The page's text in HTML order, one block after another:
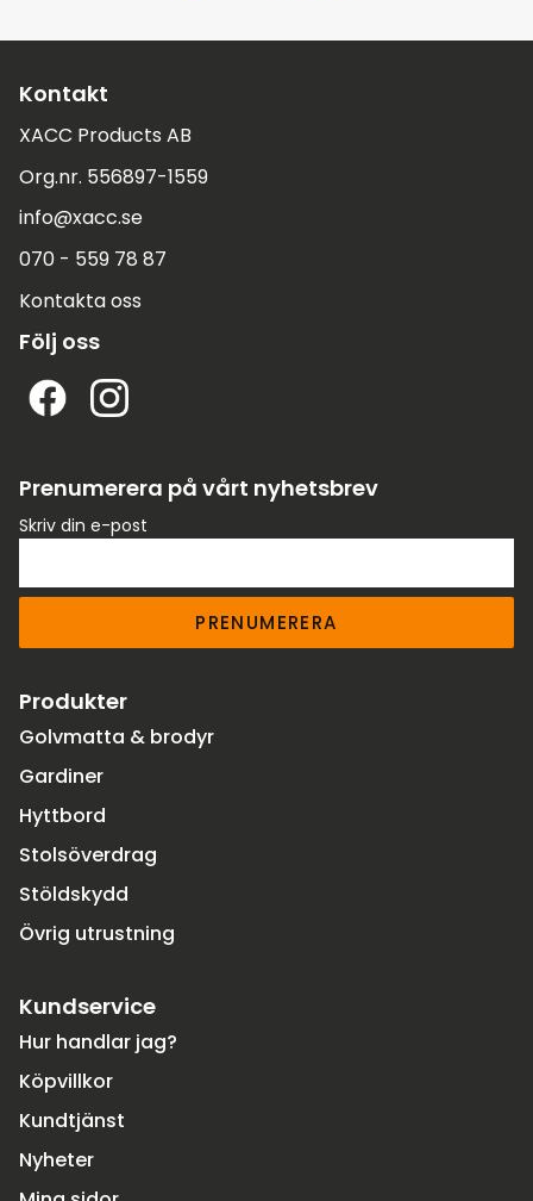
Kontakt
XACC Products AB
Org.nr. 556897-1559
info@xacc.se
070 - 559 78 87
Kontakta oss
Följ oss
Prenumerera på vårt nyhetsbrev
Skriv din e-post
PRENUMERERA
Produkter
Golvmatta & brodyr
Gardiner
Hyttbord
Stolsöverdrag
Stöldskydd
Övrig utrustning
Kundservice
Hur handlar jag?
Köpvillkor
Kundtjänst
Nyheter